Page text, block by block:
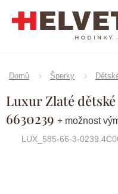
Domů Šperky
Luxur Zlaté
6630239 + možnost
LUX_585-66-3-